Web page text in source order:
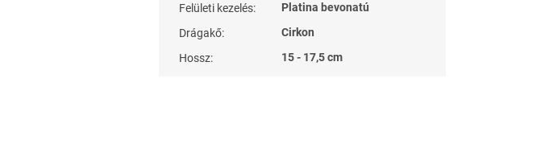
Felületi kezelés:
Platina bevonatú
Drágakő:
Cirkon
Hossz: 15 - 17,5 cm